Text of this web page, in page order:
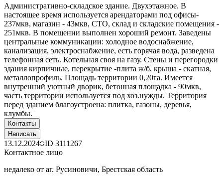
Административно-складское здание. Двухэтажное. В
настоящее время используется арендаторами под офисы-
237мкв, магазин - 43мкв, СТО, склад и складские помещения -
251мкв. В помещении выполнен хороший ремонт. Заведены
центральные коммуникации: холодное водоснабжение,
канализация, электроснабжение, есть горячая вода, разведена
телефонная сеть. Котельная своя на газу. Стены и перегородки
здания кирпичные, перекрытие -плита ж/б, крыша - скатная,
металлопрофиль. Площадь территории 0,20га. Имеется
внутренний уютный дворик, бетонная площадка - 90мкв,
часть территории используется под хоз.нужды. Территория
перед зданием благоустроена: плитка, газоны, деревья,
клумбы.
Контакты
Написать
13.12.2024 ID 3111267
Контактное лицо
недалеко от аг. Русиновичи, Брестская область